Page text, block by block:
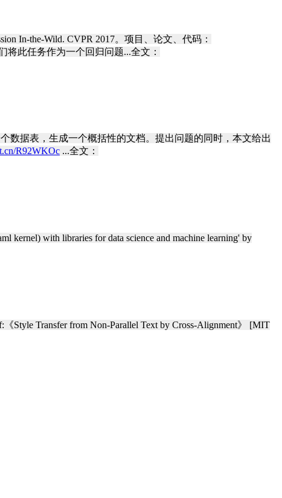
In-the-Wild. CVPR 2017。项目、论文、代码：
此任务作为一个回归问题...全文：
个数据表，生成一个概括性的文档。提出问题的同时，本文给出
R92WKOc ...全文：
kernel) with libraries for data science and machine learning' by
《Style Transfer from Non-Parallel Text by Cross-Alignment》 [MIT